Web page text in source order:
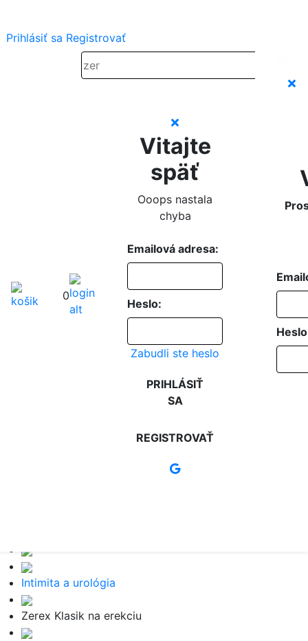
Prihlásiť sa Registrovať
0
Vitajte
späť
Ooops nastala
chyba
Emailová adresa:
Heslo:
Zabudli ste heslo
PRIHLÁSIŤ
SA
REGISTROVAŤ
Intimita a urológia
Zerex Klasik na erekciu